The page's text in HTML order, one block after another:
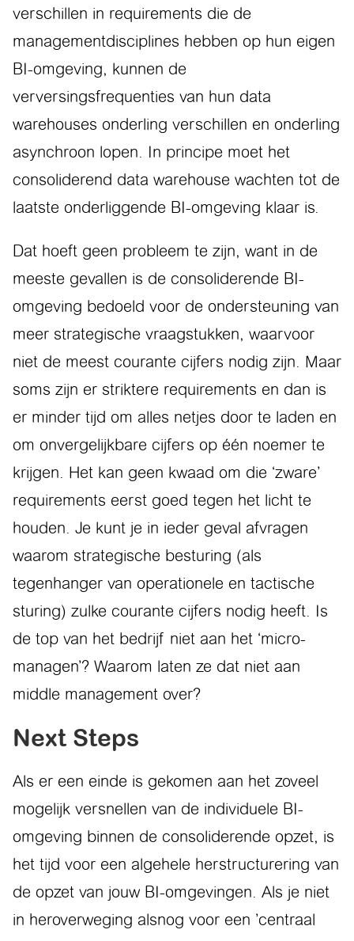
verschillen in requirements die de
managementdisciplines hebben op hun eigen
BI-omgeving, kunnen de
verversingsfrequenties van hun data
warehouses onderling verschillen en onderling
asynchroon lopen. In principe moet het
consoliderend data warehouse wachten tot de
laatste onderliggende BI-omgeving klaar is.
Dat hoeft geen probleem te zijn, want in de
meeste gevallen is de consoliderende BI-
omgeving bedoeld voor de ondersteuning van
meer strategische vraagstukken, waarvoor
niet de meest courante cijfers nodig zijn. Maar
soms zijn er striktere requirements en dan is
er minder tijd om alles netjes door te laden en
om onvergelijkbare cijfers op één noemer te
krijgen. Het kan geen kwaad om die ‘zware’
requirements eerst goed tegen het licht te
houden. Je kunt je in ieder geval afvragen
waarom strategische besturing (als
tegenhanger van operationele en tactische
sturing) zulke courante cijfers nodig heeft. Is
de top van het bedrijf niet aan het ‘micro-
managen’? Waarom laten ze dat niet aan
middle management over?
Next Steps
Als er een einde is gekomen aan het zoveel
mogelijk versnellen van de individuele BI-
omgeving binnen de consoliderende opzet, is
het tijd voor een algehele herstructurering van
de opzet van jouw BI-omgevingen. Als je niet
in heroverweging alsnog voor een ’centraal